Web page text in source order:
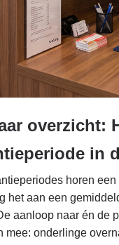
overzicht:
in
horen
het aan een
aanloop naar én de
mee: onderlinge